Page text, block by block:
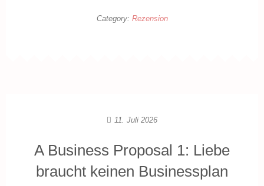
Category: Rezension
11. Juli 2026
A Business Proposal 1: Liebe
braucht keinen Businessplan